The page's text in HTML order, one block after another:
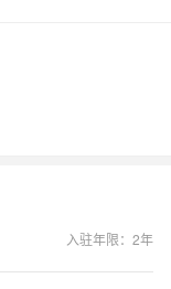
入驻年限： 2年